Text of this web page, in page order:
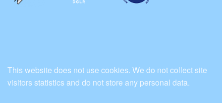
This website does not use cookies. We do not collect site
visitors statistics and do not store any personal data.